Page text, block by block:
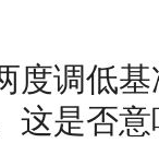
调低基
这是否